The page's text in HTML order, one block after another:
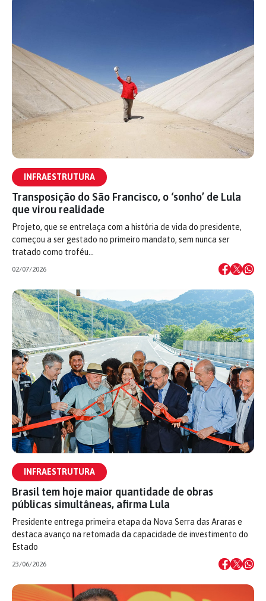
INFRAESTRUTURA
Transposição do São Francisco, o ‘sonho’ de Lula
que virou realidade
Projeto, que se entrelaça com a história de vida do presidente,
começou a ser gestado no primeiro mandato, sem nunca ser
tratado como troféu…
02/07/2026
INFRAESTRUTURA
Brasil tem hoje maior quantidade de obras
públicas simultâneas, afirma Lula
Presidente entrega primeira etapa da Nova Serra das Araras e
destaca avanço na retomada da capacidade de investimento do
Estado
23/06/2026